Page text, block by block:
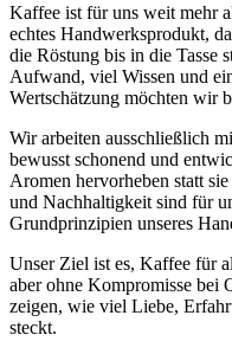
Kaffee ist für uns weit mehr
echtes Handwerksprodukt,
die Röstung bis in die Tasse
Aufwand, viel Wissen und
Wertschätzung möchten wir
Wir arbeiten ausschließlich
bewusst schonend und
Aromen hervorheben statt
und Nachhaltigkeit sind für
Grundprinzipien unseres
Unser Ziel ist es, Kaffee für
aber ohne Kompromisse bei
zeigen, wie viel Liebe,
steckt.